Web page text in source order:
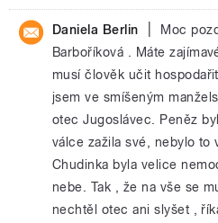
Daniela Berlin
Moc
Barboříková . Máte
musí člověk učit
jsem ve smíšeným
otec Jugoslávec. Peněz
válce zažila své, nebylo to
Chudinka byla velice
nebe. Tak , že na vše se
nechtěl otec ani slyšet ,